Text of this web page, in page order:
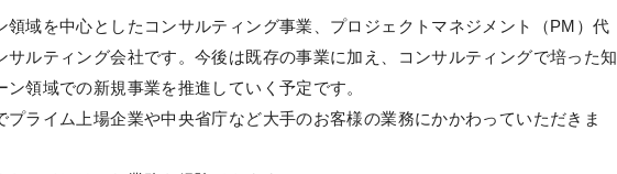
領域を中心としたコンサルティング事業、プロジェクトマネジメント（PM）代
サルティング会社です。今後は既存の事業に加え、コンサルティングで培った知
ン領域での新規事業を推進していく予定です。
プライム上場企業や中央省庁など大手のお客様の業務にかかわっていただきま